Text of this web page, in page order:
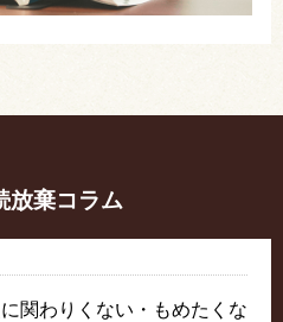
放棄コラム
関わりくない・もめたくな